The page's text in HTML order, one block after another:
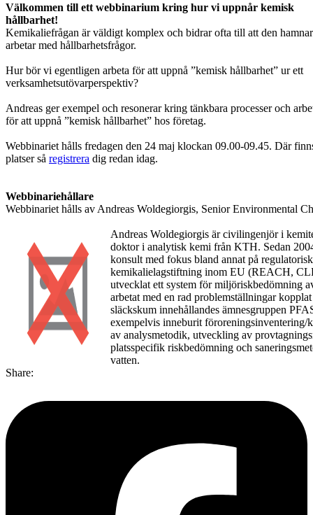
Välkommen till ett webbinarium kring hur vi uppnår kemisk
hållbarhet!
Kemikaliefrågan är väldigt komplex och bidrar ofta till att den
arbetar med hållbarhetsfrågor.
Hur bör vi egentligen arbeta för att uppnå ”kemisk hållbarhet” ur ett
verksamhetsutövarperspektiv?
Andreas ger exempel och resonerar kring tänkbara processer och
för att uppnå ”kemisk hållbarhet” hos företag.
Webbinariet hålls fredagen den 24 maj klockan 09.00-09.45. Där
platser så registrera dig redan idag.
Webbinariehållare
Webbinariet hålls av Andreas Woldegiorgis, Senior Environmental
Andreas Woldegiorgis är civilingenjör i
doktor i analytisk kemi från KTH. Sedan
konsult med fokus bland annat på
kemikalielagstiftning inom EU (REACH,
utvecklat ett system för miljöriskbedömning
arbetat med en rad problemställningar
släckskum innehållandes ämnesgruppen
exempelvis inneburit föroreningsinventering/
av analysmetodik, utveckling av
platsspecifik riskbedömning och
vatten.
Share: